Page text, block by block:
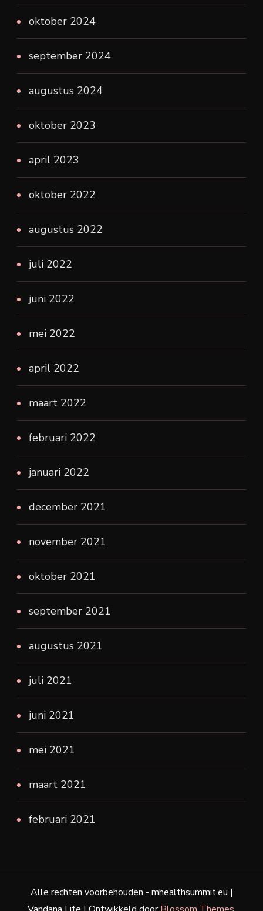
oktober 2024
september 2024
augustus 2024
oktober 2023
april 2023
oktober 2022
augustus 2022
juli 2022
juni 2022
mei 2022
april 2022
maart 2022
februari 2022
januari 2022
december 2021
november 2021
oktober 2021
september 2021
augustus 2021
juli 2021
juni 2021
mei 2021
maart 2021
februari 2021
Alle rechten voorbehouden - mhealthsummit.eu |